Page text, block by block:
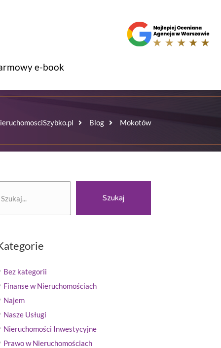
e-book
Blog Mokotów
Szukaj
Bez kategorii
Finanse w Nieruchomościach
Najem
Nasze Usługi
Nieruchomości Inwestycyjne
Prawo w Nieruchomościach